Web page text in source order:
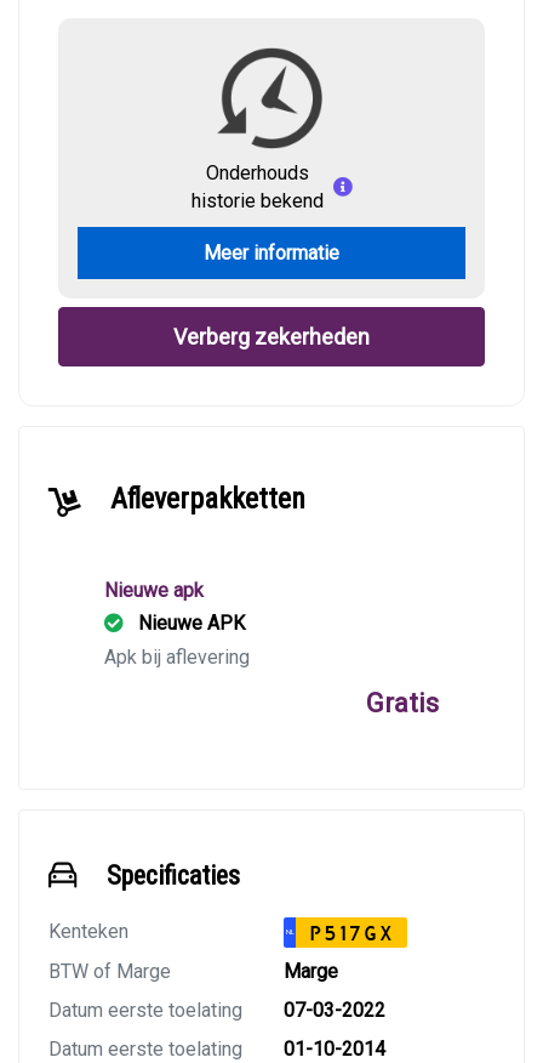
Onderhouds
historie bekend
Meer informatie
Verberg zekerheden
Afleverpakketten
Nieuwe apk
Nieuwe APK
Apk bij aflevering
Gratis
Specificaties
Kenteken NL P517GX
BTW of Marge
Marge
Datum eerste toelating
07-03-2022
Datum eerste toelating
01-10-2014